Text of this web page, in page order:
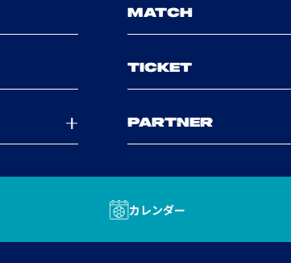
MATCH
TICKET
PARTNER
カレンダー